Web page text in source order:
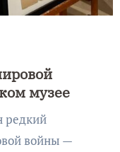
музее
войны —